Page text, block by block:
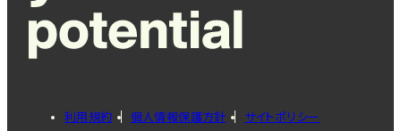
利用規約 個人情報保護方針 サイトポリシー